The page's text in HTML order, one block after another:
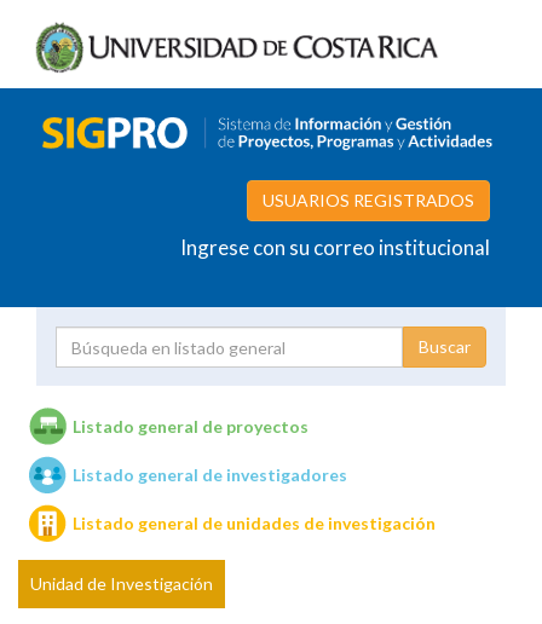
USUARIOS REGISTRADOS
Ingrese con su correo institucional
Unidades de investigación
Listado general de proyectos
Listado general de investigadores
Listado general de unidades de investigación
Unidad de Investigación